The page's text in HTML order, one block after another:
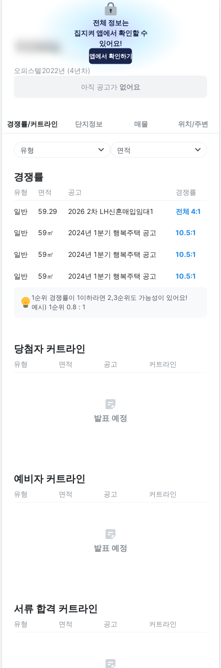
부산광역시 금정구 수림로66번길 107
오피스텔 2022년 (4년차)
아직 공고가 없어요
경쟁률/커트라인 단지정보 매물 위치/주변
유형 면적
경쟁률
전체 정보는
집지켜 앱에서 확인할 수
있어요!
앱에서 확인하기
유형 면적 공고 경쟁률
일반 59.29 2026 2차 LH신혼매입임대1 전체 4:1
일반 59㎡ 2024년 1분기 행복주택 공고 10.5:1
일반 59㎡ 2024년 1분기 행복주택 공고 10.5:1
일반 59㎡ 2024년 1분기 행복주택 공고 10.5:1
1순위 경쟁률이 1이하라면 2,3순위도 가능성이 있어요!
예시) 1순위 0.8 : 1
당첨자 커트라인
유형 면적 공고 커트라인
발표 예정
예비자 커트라인
유형 면적 공고 커트라인
발표 예정
서류 합격 커트라인
유형 면적 공고 커트라인